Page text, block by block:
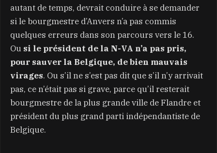
autant de temps, devrait conduire à se demander
si le bourgmestre d’Anvers n’a pas commis
quelques erreurs dans son parcours vers le 16.
Ou si le président de la N-VA n’a pas pris,
pour sauver la Belgique, de bien mauvais
virages. Ou s’il ne s’est pas dit que s’il n’y arrivait
pas, ce n’était pas si grave, parce qu’il resterait
bourgmestre de la plus grande ville de Flandre et
président du plus grand parti indépendantiste de
Belgique.